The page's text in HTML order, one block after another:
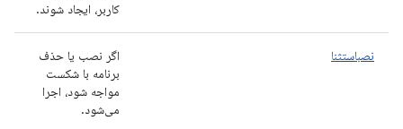
کاربر، ایجاد شوند.
نصباستثنا
اگر نصب یا حذف
برنامه با شکست
مواجه شود، اجرا
می‌شود.